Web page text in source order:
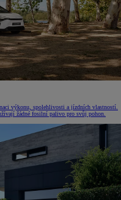
výkonu, spolehlivosti a jízdních vlastností.
žádné fosilní palivo pro svůj pohon.